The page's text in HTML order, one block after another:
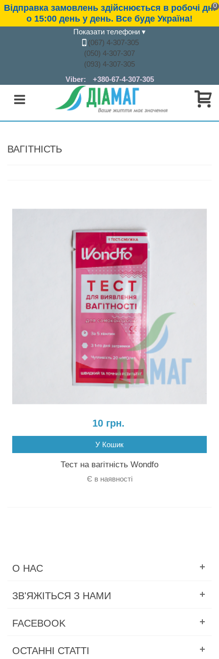
Відправка замовлень здійснюється в робочі дні
о 15:00 день у день. Все буде Україна!
Показати телефони ▾
(067) 4-307-305
(050) 4-307-307
(093) 4-307-305
Viber:
+380-67-4-307-305
0
ВАГІТНІСТЬ
10 грн.
У Кошик
Тест на вагітність Wondfo
Є в наявності
О НАС
ЗВ'ЯЖІТЬСЯ З НАМИ
FACEBOOK
ОСТАННІ СТАТТІ